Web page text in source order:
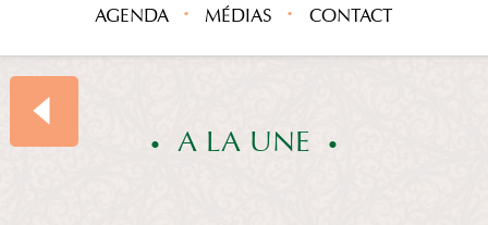
AGENDA MÉDIAS CONTACT
A LA UNE